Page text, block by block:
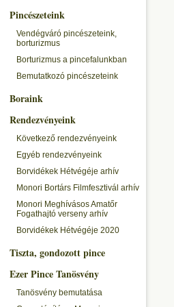
Pincészeteink
Vendégváró pincészeteink,
borturizmus
Borturizmus a pincefalunkban
Bemutatkozó pincészeteink
Boraink
Rendezvényeink
Következő rendezvényeink
Egyéb rendezvényeink
Borvidékek Hétvégéje arhív
Monori Bortárs Filmfesztivál arhív
Monori Meghívásos Amatőr
Fogathajtó verseny arhív
Borvidékek Hétvégéje 2020
Tiszta, gondozott pince
Ezer Pince Tanösvény
Tanösvény bemutatása